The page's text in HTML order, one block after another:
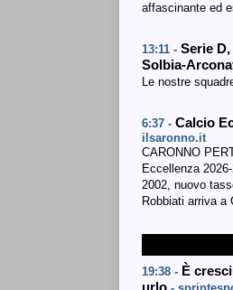
affascinante ed
13:11 - Serie
Solbia-
Le nostre
6:37 - Calcio
ilsaronno.it
CARONNO
Eccellenza
2002, nuovo
Robbiati arriva
19:38 - È